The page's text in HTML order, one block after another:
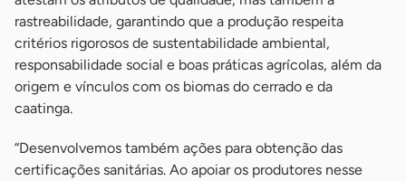
rastreabilidade, garantindo que a produção respeita
critérios rigorosos de sustentabilidade ambiental,
responsabilidade social e boas práticas agrícolas, além da
origem e vínculos com os biomas do cerrado e da
caatinga.
“Desenvolvemos também ações para obtenção das
certificações sanitárias. Ao apoiar os produtores nesse